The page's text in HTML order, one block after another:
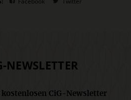
NEWSLETTER
kostenlosen CiG-Newsletter